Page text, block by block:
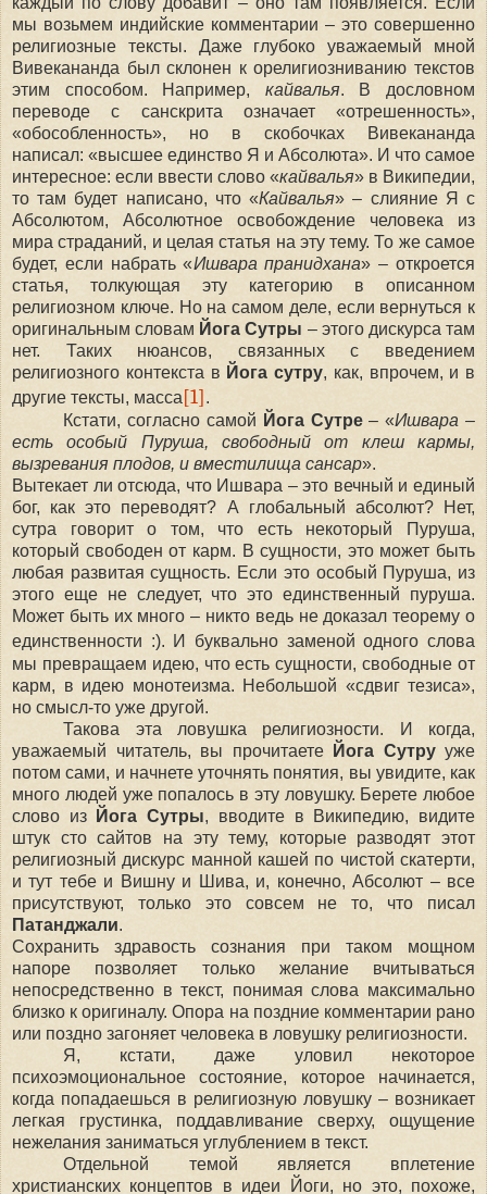
мы возьмем индийские комментарии – это совершенно
религиозные тексты. Даже глубоко уважаемый мной
Вивекананда был склонен к орелигиозниванию текстов
этим способом. Например, кайвалья. В дословном
переводе с санскрита означает «отрешенность»,
«обособленность», но в скобочках Вивекананда
написал: «высшее единство Я и Абсолюта». И что самое
интересное: если ввести слово «кайвалья» в Википедии,
то там будет написано, что «Кайвалья»– слияние Я с
Абсолютом, Абсолютное освобождение человека из
мира страданий, и целая статья на эту тему. То же самое
будет, если набрать «Ишвара пранидхана»– откроется
статья, толкующая эту категорию в описанном
религиозном ключе. Но на самом деле, если вернуться к
оригинальным словам Йога Сутры – этого дискурса там
нет. Таких нюансов, связанных с введением
религиозного контекста в Йога сутру, как, впрочем, и в
другие тексты, масса[1].
Кстати, согласно самой Йога Сутре– «Ишвара –
есть особый Пуруша, свободный от клеш кармы,
вызревания плодов, и вместилища сансар».
Вытекает ли отсюда, что Ишвара – это вечный и единый
бог, как это переводят? А глобальный абсолют? Нет,
сутра говорит о том, что есть некоторый Пуруша,
который свободен от карм. В сущности, это может быть
любая развитая сущность. Если это особый Пуруша, из
этого еще не следует, что это единственный пуруша.
Может быть их много – никто ведь недоказал теорему о
единственности :). И буквально заменой одного слова
мы превращаем идею, что есть сущности, свободные от
карм, в идею монотеизма. Небольшой «сдвиг тезиса»,
но смысл-то уже другой.
Такова эта ловушка религиозности. И когда,
уважаемый читатель, вы прочитаете
Йога Сутрууже
потом сами, и начнете уточнять понятия, вы увидите, как
много людей уже попалось в эту ловушку. Берете любое
слово из
Йога Сутры, вводите в Википедию, видите
штук сто сайтов на эту тему, которые разводят этот
религиозный дискурс манной кашей по чистой скатерти,
и тут тебе и Вишну и Шива, и, конечно, Абсолют –все
присутствуют, только это совсем не то, что писал
Патанджали.
Сохранить здравость сознания при таком мощном
напоре позволяет только желание вчитываться
непосредственно в текст, понимая слова максимально
близко к оригиналу. Опора на поздние комментарии рано
или поздно загоняет человека в ловушку религиозности.
Я, кстати, даже уловил некоторое
психоэмоциональное состояние, которое начинается,
когда попадаешься в религиозную ловушку – возникает
легкая грустинка, поддавливание сверху, ощущение
нежелания заниматься углублением в текст.
Отдельной темой является вплетение
христианских концептов в идеи Йоги, но это, похоже,